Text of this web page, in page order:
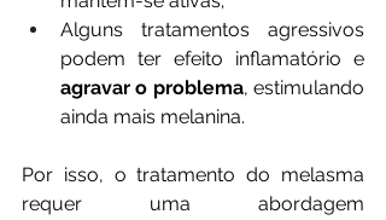
Alguns tratamentos agressivos
agravar o problema, estimulando
ainda mais melanina.
Por isso, o tratamento do melasma
requer uma abordagem